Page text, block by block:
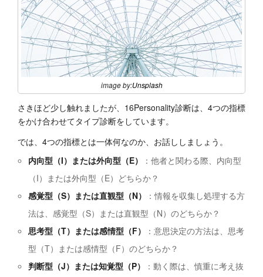
image by:Unsplash
さきほど少し触れましたが、16Personality診断は、4つの指標
をかけ合わせてタイプ診断をしています。
では、4つの指標とは一体何なのか、お話ししましょう。
内向型（I）または外向型（E）
：他者と関わる際、内向型
（I）または外向型（E）どちらか？
感覚型（S）または直観型（N）
：情報を収集し処理する方
法は、感覚型（S）または直観型（N）のどちらか？
思考型（T）または感情型（F）
：意思決定の方法は、思考
型（T）または感情型（F）のどちらか？
判断型（J）または知覚型（P）
：動く際は、慎重に考え抜